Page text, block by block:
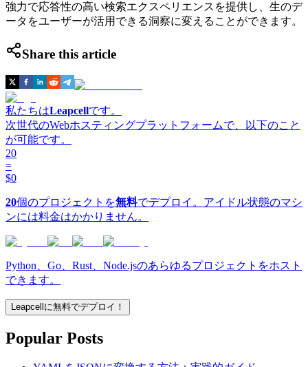
強力で応答性の高い検索エクスペリエンスを提供し、生のデ
ータをユーザーが活用できる洞察に変えることができます。
Share this article
私たちはLeapcellです。
次世代のWebホスティングプラットフォームで、以下のこと
が可能です。
20
=
$0
20個のプロジェクトを無料でデプロイ。アイドル状態のマシ
ンには料金はかかりません。
Python、Go、Rust、Node.jsのあらゆるプロジェクトをホスト
できます。
Leapcellに無料でデプロイ！
Popular Posts